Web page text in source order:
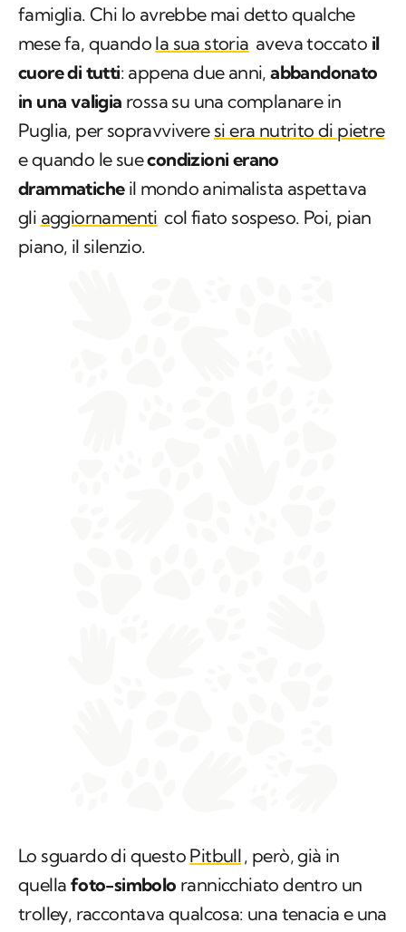
famiglia. Chi lo avrebbe mai detto qualche
mese fa, quando la sua storia aveva toccato il
cuore di tutti: appena due anni,abbandonato
in una valigia rossa su una complanare in
Puglia, per sopravvivere si era nutrito di pietre
e quando le suecondizioni erano
drammaticheil mondo animalista aspettava
gli aggiornamenti col fiato sospeso. Poi, pian
piano, il silenzio.
Lo sguardo di questo Pitbull, però, già in
quella foto-simbolo rannicchiato dentro un
trolley, raccontava qualcosa: una tenacia e una